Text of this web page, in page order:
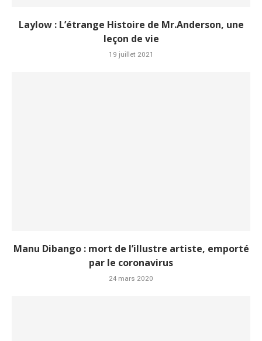
Laylow : L’étrange Histoire de Mr.Anderson, une
leçon de vie
19 juillet 2021
Manu Dibango : mort de l’illustre artiste, emporté
par le coronavirus
24 mars 2020